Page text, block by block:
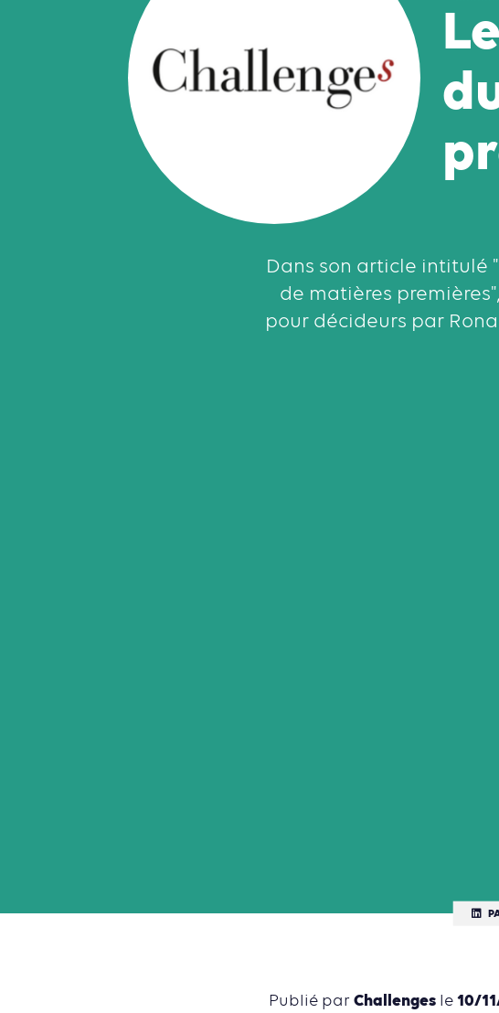
Dans son article intitulé
de matières
pour décideurs par
Publié par Challenges le 10/